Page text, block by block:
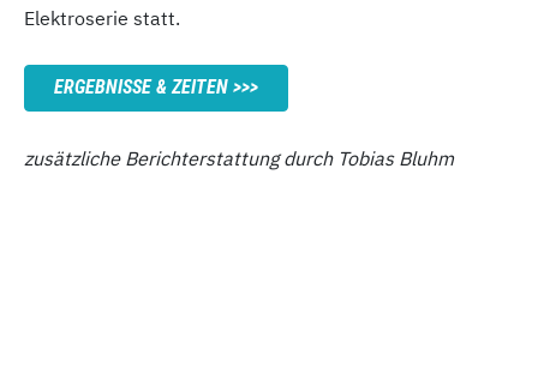
Elektroserie statt.
ERGEBNISSE & ZEITEN
zusätzliche Berichterstattung durch Tobias Bluhm